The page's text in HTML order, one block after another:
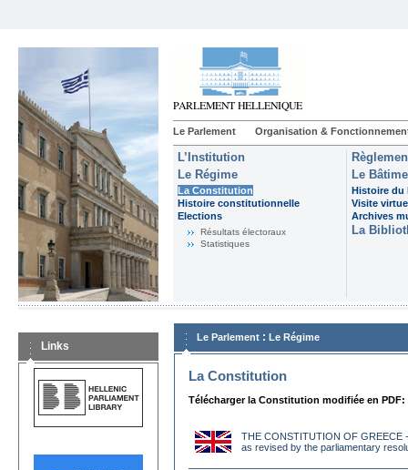
Le Parlement Organisation &
L’Institution
Le Régime
La Constitution
Histoire constitutionnelle
Elections
Résultats électoraux
Statistiques
Le
Histoire du
Visite
Archives
La
Links
Le Parlement : Le Régime
La Constitution
Télécharger la Constitution modifiée en PDF:
THE CONSTITUTION OF GREECE
as revised by the parliamentary